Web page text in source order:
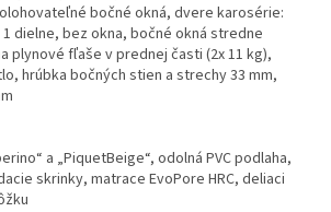
bočné okná, dvere karosérie:
1 dielne, bez okna, bočné okná stredne
plynové fľaše v prednej časti (2x 11 kg),
hrúbka bočných stien a strechy 33 mm,
a „PiquetBeige“, odolná PVC podlaha,
skrinky, matrace EvoPore HRC, deliaci